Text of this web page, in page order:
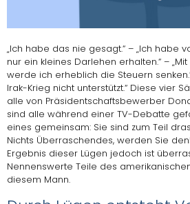
„Ich habe das nie gesagt.“ – „Ich habe
nur ein kleines Darlehen erhalten.“ –
werde ich erheblich die Steuern
Irak-Krieg nicht unterstützt.“ Diese vier
alle von Präsidentschaftsbewerber
sind alle während einer TV-Debatte
eines gemeinsam: Sie sind zum Teil
Nichts Überraschendes, werden Sie
Ergebnis dieser Lügen jedoch ist
Nennenswerte Teile des
diesem Mann.